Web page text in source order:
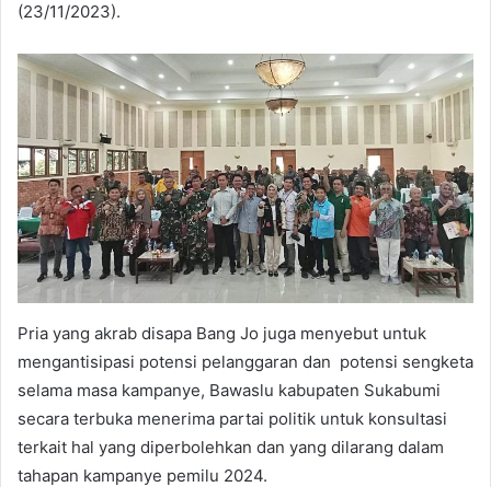
(23/11/2023).
Pria yang akrab disapa Bang Jo juga menyebut untuk
mengantisipasi potensi pelanggaran dan potensi sengketa
selama masa kampanye, Bawaslu kabupaten Sukabumi
secara terbuka menerima partai politik untuk konsultasi
terkait hal yang diperbolehkan dan yang dilarang dalam
tahapan kampanye pemilu 2024.